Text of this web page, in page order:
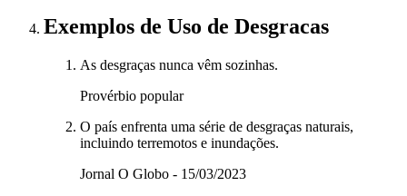
Exemplos de Uso de Desgracas
As desgraças nunca vêm sozinhas.
Provérbio popular
O país enfrenta uma série de desgraças naturais,
incluindo terremotos e inundações.
Jornal O Globo - 15/03/2023